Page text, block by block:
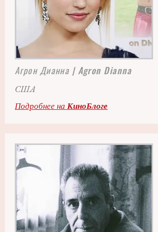
Агрон Дианна | Agron Dianna
США
Подробнее на КиноБлоге